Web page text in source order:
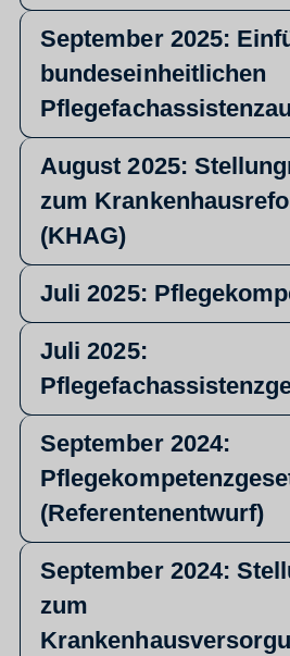
September 2025:
bundeseinheitlichen
August 2025:
zum
(KHAG)
Juli 2025:
Juli 2025:
September 2024:
(Referentenentwurf)
September 2024:
zum